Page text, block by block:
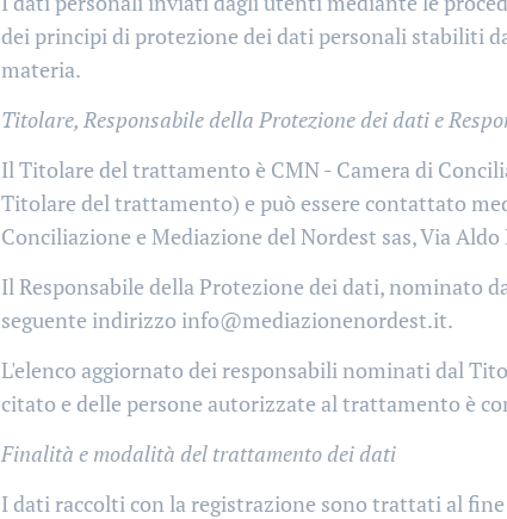
dei principi di protezione dei dati personali stabiliti
materia.
Titolare, Responsabile della Protezione dei dati e
Il Titolare del trattamento è CMN - Camera di
Titolare del trattamento) e può essere contattato
Conciliazione e Mediazione del Nordest sas, Via
Il Responsabile della Protezione dei dati, nominato
seguente indirizzo info@mediazionenordest.it.
L'elenco aggiornato dei responsabili nominati dal
citato e delle persone autorizzate al trattamento è
Finalità e modalità del trattamento dei dati
I dati raccolti con la registrazione sono trattati al